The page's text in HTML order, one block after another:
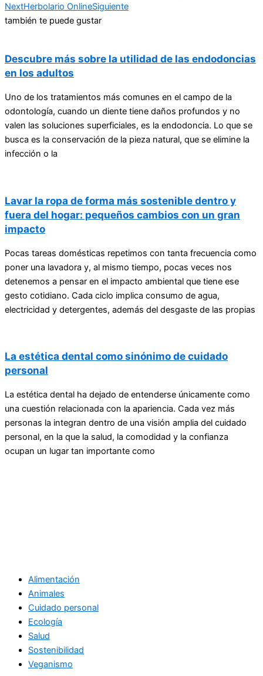
NextHerbolario OnlineSiguiente
también te puede gustar
Descubre más sobre la utilidad de las endodoncias
en los adultos
Uno de los tratamientos más comunes en el campo de la
odontología, cuando un diente tiene daños profundos y no
valen las soluciones superficiales, es la endodoncia. Lo que se
busca es la conservación de la pieza natural, que se elimine la
infección o la
Lavar la ropa de forma más sostenible dentro y
fuera del hogar: pequeños cambios con un gran
impacto
Pocas tareas domésticas repetimos con tanta frecuencia como
poner una lavadora y, al mismo tiempo, pocas veces nos
detenemos a pensar en el impacto ambiental que tiene ese
gesto cotidiano. Cada ciclo implica consumo de agua,
electricidad y detergentes, además del desgaste de las propias
La estética dental como sinónimo de cuidado
personal
La estética dental ha dejado de entenderse únicamente como
una cuestión relacionada con la apariencia. Cada vez más
personas la integran dentro de una visión amplia del cuidado
personal, en la que la salud, la comodidad y la confianza
ocupan un lugar tan importante como
Alimentación
Animales
Cuidado personal
Ecología
Salud
Sostenibilidad
Veganismo